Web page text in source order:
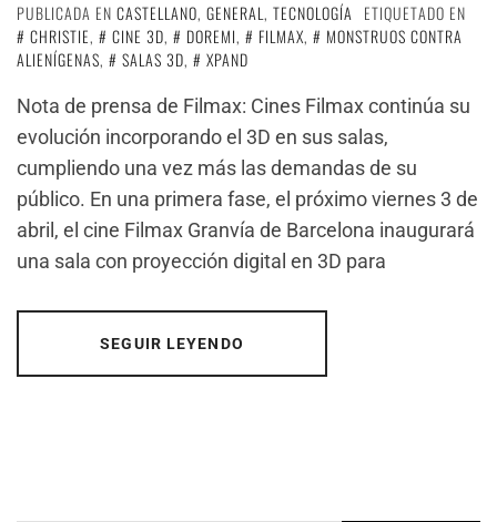
PUBLICADA EN CASTELLANO, GENERAL, TECNOLOGÍA
ETIQUETADO EN
CHRISTIE, CINE 3D, DOREMI, FILMAX,
MONSTRUOS CONTRA
ALIENÍGENAS, SALAS 3D,
XPAND
Nota de prensa de Filmax: Cines Filmax continúa su
evolución incorporando el 3D en sus salas,
cumpliendo una vez más las demandas de su
público. En una primera fase, el próximo viernes 3 de
abril, el cine Filmax Granvía de Barcelona inaugurará
una sala con proyección digital en 3D para
SEGUIR LEYENDO